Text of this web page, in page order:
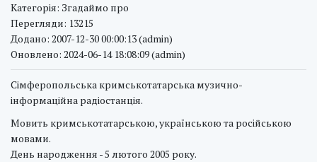
Категорія: Згадаймо про
Перегляди: 13215
Додано: 2007-12-30 00:00:13 (admin)
Оновлено: 2024-06-14 18:08:09 (admin)
Сімферопольська кримськотатарська музично-
інформаційна радіостанція.
Мовить кримськотатарською, українською та російською
мовами.
День народження - 5 лютого 2005 року.